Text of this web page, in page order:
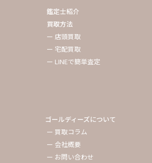
鑑定士紹介
買取方法
ー 店頭買取
ー 宅配買取
ー LINEで簡単査定
ゴールディーズについて
ー 買取コラム
ー 会社概要
ー お問い合わせ